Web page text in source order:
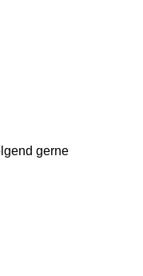
gerne